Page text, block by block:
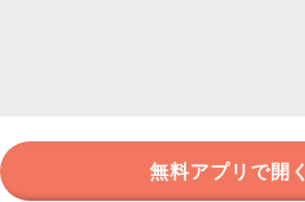
無料アプリで開く